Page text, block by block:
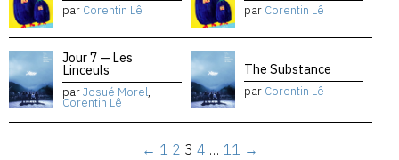
par Corentin Lê par Corentin Lê
Jour 7 — Les
Linceuls
parJosué Morel,
Corentin Lê
The Substance
par Corentin Lê
← 1 2 3 4 … 11 →